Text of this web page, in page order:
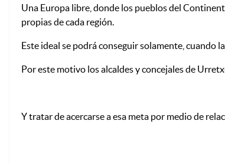
Una Europa libre, donde los pueblos del
propias de cada región.
Este ideal se podrá conseguir solamente, cuando
Por este motivo los alcaldes y concejales de
Y tratar de acercarse a esa meta por medio de